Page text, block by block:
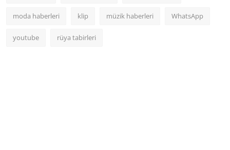
moda haberleri klip müzik haberleri WhatsApp
youtube rüya tabirleri